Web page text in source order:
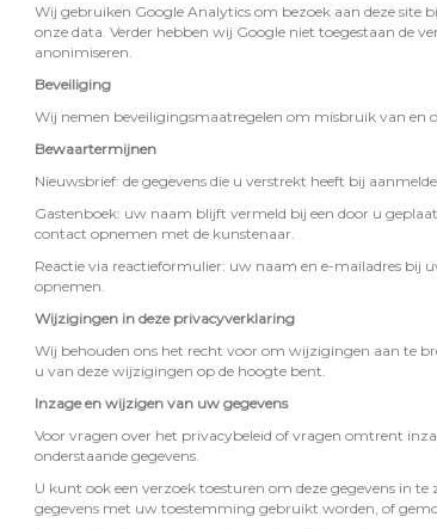
Wij gebruiken Google Analytics om bezoek aan deze site
onze data. Verder hebben wij Google niet toegestaan de
anonimiseren.
Beveiliging
Wij nemen beveiligingsmaatregelen om misbruik van en
Bewaartermijnen
Nieuwsbrief: de gegevens die u verstrekt heeft bij
Gastenboek: uw naam blijft vermeld bij een door u
contact opnemen met de kunstenaar.
Reactie via reactieformulier: uw naam en e-mailadres bij
opnemen.
Wijzigingen in deze privacyverklaring
Wij behouden ons het recht voor om wijzigingen aan te
u van deze wijzigingen op de hoogte bent.
Inzage en wijzigen van uw gegevens
Voor vragen over het privacybeleid of vragen omtrent
onderstaande gegevens.
U kunt ook een verzoek toesturen om deze gegevens in
gegevens met uw toestemming gebruikt worden, of